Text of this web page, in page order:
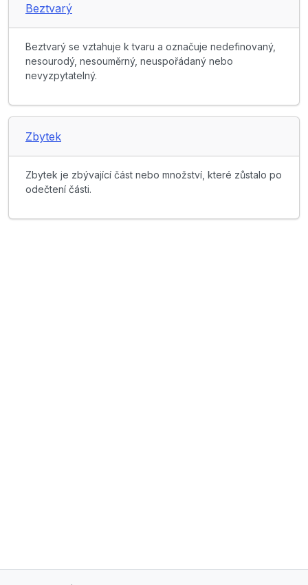
Beztvarý
Beztvarý se vztahuje k tvaru a označuje nedefinovaný,
nesourodý, nesouměrný, neuspořádaný nebo
nevyzpytatelný.
Zbytek
Zbytek je zbývající část nebo množství, které zůstalo po
odečtení části.